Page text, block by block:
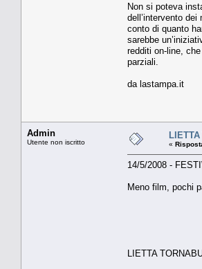
Non si poteva
dell’intervento
conto di quanto
sarebbe
redditi on-line,
parziali.
da lastampa.it
Admin
Utente non iscritto
LIETTA
«
14/5/2008 -
Meno film, pochi
LIETTA